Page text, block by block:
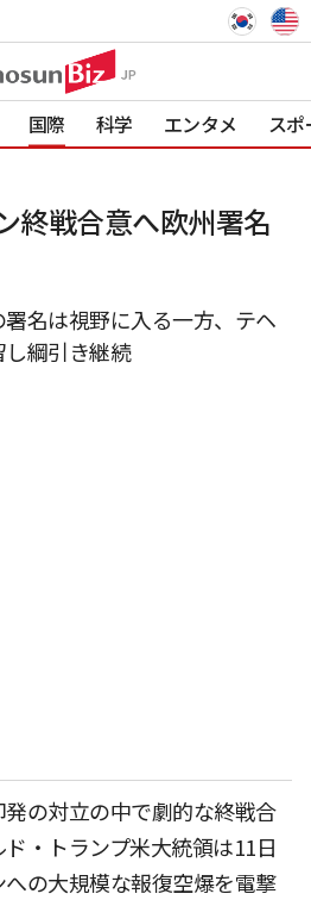
国際 科学 エンタメ スポ
終戦合意へ欧州署名
名は視野に入る一方、テヘ
綱引き継続
の対立の中で劇的な終戦合
・トランプ米大統領は11日
への大規模な報復空爆を電撃